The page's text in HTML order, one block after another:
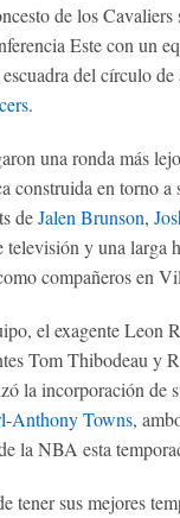
de los Cavaliers
Este con un
del círculo
.
una ronda más
construida en torno a
deJalen Brunson,
televisión y una larga
compañeros en
el exagente Leon
Tom Thibodeau y
la incorporación de
Anthony Towns,
la NBA esta
tener sus mejores